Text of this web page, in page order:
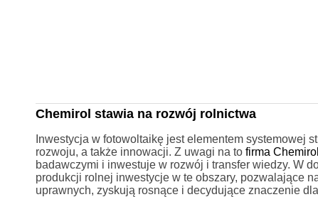
Chemirol stawia na rozwój rolnictwa
Inwestycja w fotowoltaikę jest elementem systemowej
rozwoju, a także innowacji. Z uwagi na to firma Chemirol
badawczymi i inwestuje w rozwój i transfer wiedzy. W
produkcji rolnej inwestycje w te obszary, pozwalające
uprawnych, zyskują rosnące i decydujące znaczenie